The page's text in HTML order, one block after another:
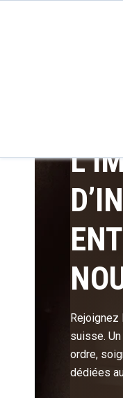
suisse.
ordre,
dédiées